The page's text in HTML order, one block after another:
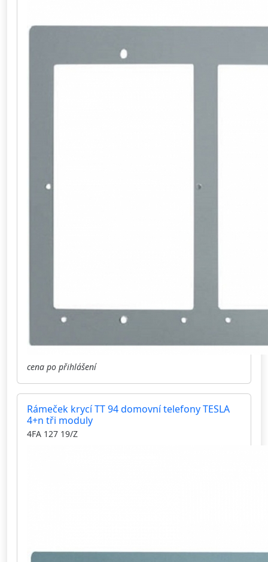
cena po přihlášení
Rámeček krycí TT 94 domovní telefony TESLA
4+n tři moduly
4FA 127 19/Z